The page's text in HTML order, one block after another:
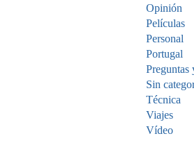
Opinión
Películas
Personal
Portugal
Preguntas
Sin
Técnica
Viajes
Vídeo